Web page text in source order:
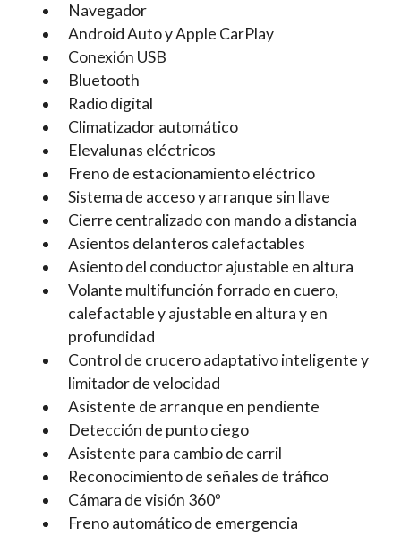
Navegador
Android Auto y Apple CarPlay
Conexión USB
Bluetooth
Radio digital
Climatizador automático
Elevalunas eléctricos
Freno de estacionamiento eléctrico
Sistema de acceso y arranque sin llave
Cierre centralizado con mando a distancia
Asientos delanteros calefactables
Asiento del conductor ajustable en altura
Volante multifunción forrado en cuero,
calefactable y ajustable en altura y en
profundidad
Control de crucero adaptativo inteligente y
limitador de velocidad
Asistente de arranque en pendiente
Detección de punto ciego
Asistente para cambio de carril
Reconocimiento de señales de tráfico
Cámara de visión 360º
Freno automático de emergencia